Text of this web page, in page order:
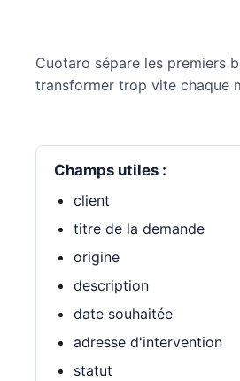
Cuotaro sépare les premiers
transformer trop vite chaque
Champs utiles :
client
titre de la demande
origine
description
date souhaitée
adresse d'intervention
statut